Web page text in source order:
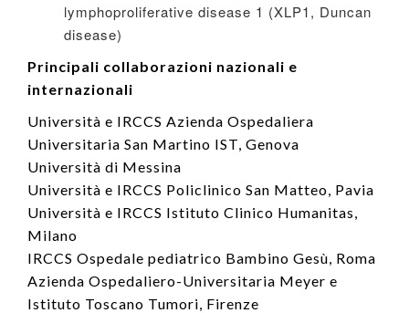
lymphoproliferative disease 1 (XLP1, Duncan
disease)
Principali collaborazioni nazionali e
internazionali
Università e IRCCS Azienda Ospedaliera
Universitaria San Martino IST, Genova
Università di Messina
Università e IRCCS Policlinico San Matteo, Pavia
Università e IRCCS Istituto Clinico Humanitas,
Milano
IRCCS Ospedale pediatrico Bambino Gesù, Roma
Azienda Ospedaliero-Universitaria Meyer e
Istituto Toscano Tumori, Firenze